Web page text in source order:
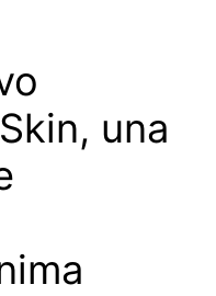
una